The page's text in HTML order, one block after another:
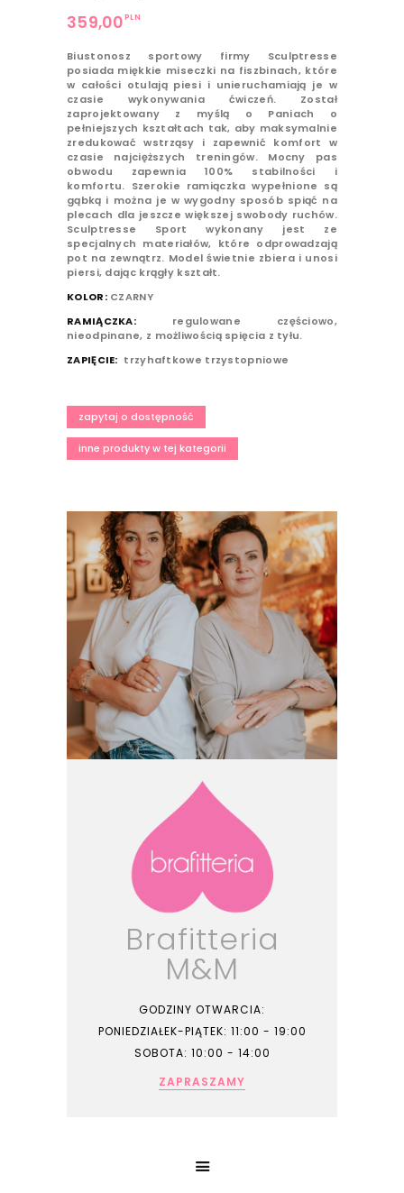
359,00PLN
Biustonosz sportowy firmy Sculptresse
posiada miękkie miseczki na fiszbinach, które
w całości otulają piesi i unieruchamiają je w
czasie wykonywania ćwiczeń. Został
zaprojektowany z myślą o Paniach o
pełniejszych kształtach tak, aby maksymalnie
zredukować wstrząsy i zapewnić komfort w
czasie najcięższych treningów. Mocny pas
obwodu zapewnia 100% stabilności i
komfortu. Szerokie ramiączka wypełnione są
gąbką i można je w wygodny sposób spiąć na
plecach dla jeszcze większej swobody ruchów.
Sculptresse Sport wykonany jest ze
specjalnych materiałów, które odprowadzają
pot na zewnątrz. Model świetnie zbiera i unosi
piersi, dając krągły kształt.
KOLOR:CZARNY
RAMIĄCZKA: regulowane częściowo,
nieodpinane, z możliwością spięcia z tyłu.
ZAPIĘCIE: trzyhaftkowe trzystopniowe
zapytaj o dostępność
inne produkty w tej kategorii
Brafitteria
M&M
GODZINY OTWARCIA:
PONIEDZIAŁEK-PIĄTEK: 11:00 - 19:00
SOBOTA: 10:00 - 14:00
ZAPRASZAMY